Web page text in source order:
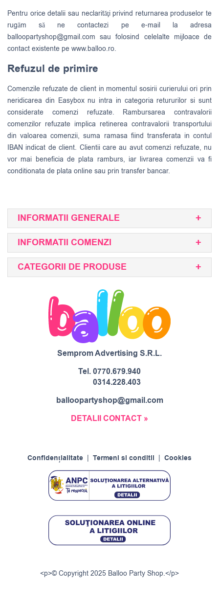
Pentru orice detalii sau neclarităţi privind returnarea produselor te
rugăm să ne contactezi pe e-mail la adresa
balloopartyshop@gmail.com sau folosind celelalte mijloace de
contact existente pe www.balloo.ro.
Refuzul de primire
Comenzile refuzate de client in momentul sosirii curierului ori prin
neridicarea din Easybox nu intra in categoria retururilor si sunt
considerate comenzi refuzate. Rambursarea contravalorii
comenzilor refuzate implica retinerea contravalorii transportului
din valoarea comenzii, suma ramasa fiind transferata in contul
IBAN indicat de client. Clientii care au avut comenzi refuzate, nu
vor mai beneficia de plata ramburs, iar livrarea comenzii va fi
conditionata de plata online sau prin transfer bancar.
INFORMATII GENERALE
INFORMATII COMENZI
CATEGORII DE PRODUSE
Semprom Advertising S.R.L.
Tel.0770.679.940
0314.228.403
balloopartyshop@gmail.com
DETALII CONTACT »
Confidențialitate Termeni si conditii Cookies
<p>© Copyright 2025 Balloo Party Shop.</p>